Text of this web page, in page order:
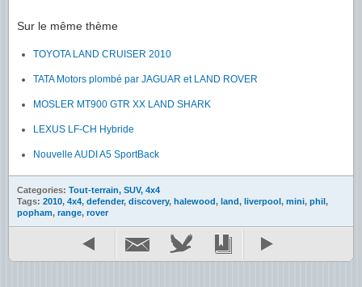
Sur le même thème
TOYOTA LAND CRUISER 2010
TATA Motors plombé par JAGUAR et LAND ROVER
MOSLER MT900 GTR XX LAND SHARK
LEXUS LF-CH Hybride
Nouvelle AUDI A5 SportBack
Categories: Tout-terrain, SUV, 4x4
Tags: 2010, 4x4, defender, discovery, halewood, land, liverpool, mini, phil,
popham, range, rover